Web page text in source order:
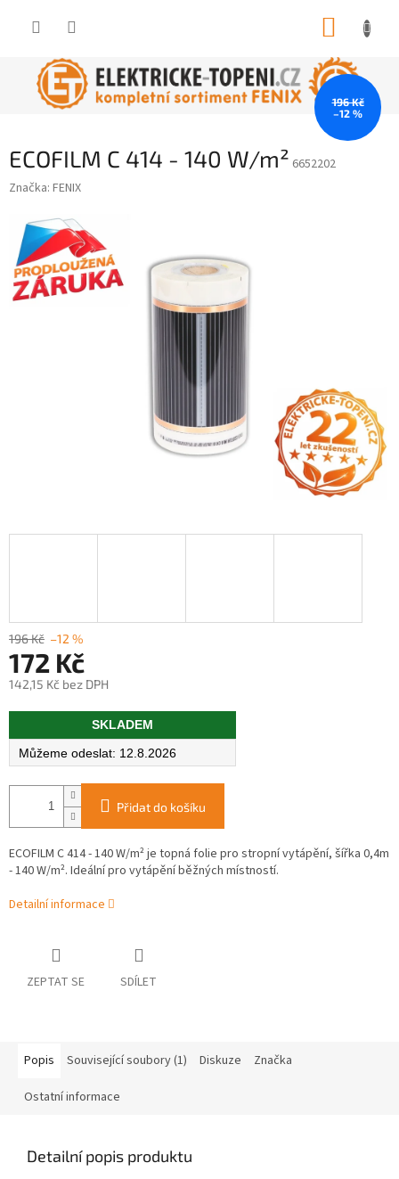
ECOFILM C 414 - 140 W/m² 6652202
Značka: FENIX
196 Kč
–12 %
196 Kč –12 %
172 Kč
142,15 Kč bez DPH
Měrná
SKLADEM
12.8.2026
Přidat do košíku
ECOFILM C 414 - 140 W/m² je topná folie pro stropní vytápění, šířka 0,4m
- 140 W/m². Ideální pro vytápění běžných místností.
Detailní informace
ZEPTAT SE SDÍLET
Popis Související soubory (1) Diskuze Značka
Ostatní informace
Detailní popis produktu